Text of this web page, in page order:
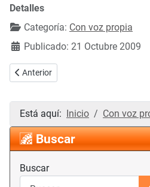
Detalles
Categoría: Con voz propia
Publicado: 21 Octubre 2009
Artículo anterior: Recopilación de
Anterior
Está aquí: Inicio Con voz
Buscar
Buscar